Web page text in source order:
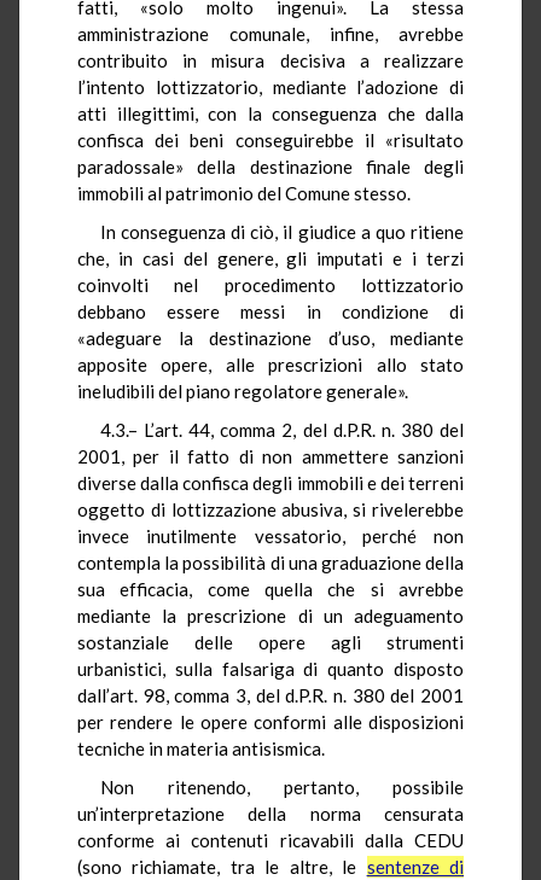
fatti, «solo molto ingenui». La stessa
amministrazione comunale, infine, avrebbe
contribuito in misura decisiva a realizzare
l’intento lottizzatorio, mediante l’adozione di
atti illegittimi, con la conseguenza che dalla
confisca dei beni conseguirebbe il «risultato
paradossale» della destinazione finale degli
immobili al patrimonio del Comune stesso.
In conseguenza di ciò, il giudice a quo ritiene
che, in casi del genere, gli imputati e i terzi
coinvolti nel procedimento lottizzatorio
debbano essere messi in condizione di
«adeguare la destinazione d’uso, mediante
apposite opere, alle prescrizioni allo stato
ineludibili del piano regolatore generale».
4.3.– L’art. 44, comma 2, del d.P.R. n. 380 del
2001, per il fatto di non ammettere sanzioni
diverse dalla confisca degli immobili e dei terreni
oggetto di lottizzazione abusiva, si rivelerebbe
invece inutilmente vessatorio, perché non
contempla la possibilità di una graduazione della
sua efficacia, come quella che si avrebbe
mediante la prescrizione di un adeguamento
sostanziale delle opere agli strumenti
urbanistici, sulla falsariga di quanto disposto
dall’art. 98, comma 3, del d.P.R. n. 380 del 2001
per rendere le opere conformi alle disposizioni
tecniche in materia antisismica.
Non ritenendo, pertanto, possibile
un’interpretazione della norma censurata
conforme ai contenuti ricavabili dalla CEDU
(sono richiamate, tra le altre, le sentenze di